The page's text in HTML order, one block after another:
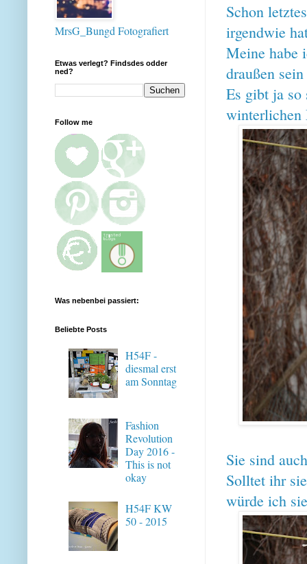
Schon
irgendwie
Meine habe
draußen
Es gibt ja so
Sie sind
Solltet ihr
würde ich
MrsG_Bungd Fotografiert
Etwas verlegt? Findsdes odder
ned?
Follow me
Was nebenbei passiert:
Beliebte Posts
H54F -
diesmal erst
am Sonntag
Fashion
Revolution
Day 2016 -
This is not
okay
H54F KW
50 - 2015